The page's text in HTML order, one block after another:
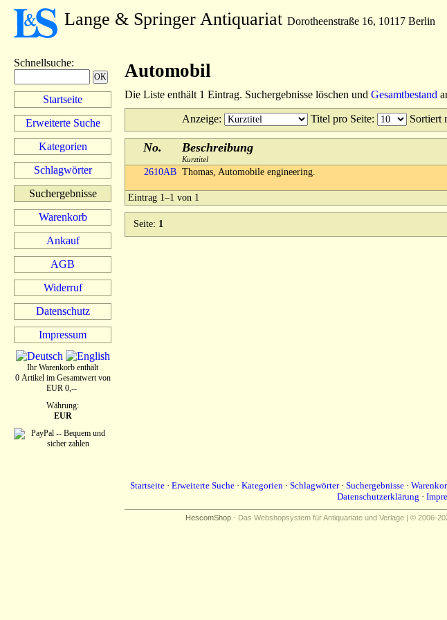
Lange & Springer Antiquariat Dorotheenstraße 16, 10117 Berlin
Schnellsuche:
Startseite
Erweiterte Suche
Kategorien
Schlagwörter
Suchergebnisse
Warenkorb
Ankauf
AGB
Widerruf
Datenschutz
Impressum
Ihr Warenkorb enthält
0 Artikel im Gesamtwert von
EUR 0,--
Währung:
EUR
Automobil
Die Liste enthält 1 Eintrag. Suchergebnisse löschen und Gesamtbestand
Anzeige: Titel pro Seite: Sortiert
No. Beschreibung
Kurztitel
2610AB Thomas, Automobile engineering.
Eintrag 1–1 von 1
Seite: 1
Startseite · Erweiterte Suche · Kategorien · Schlagwörter· Suchergebnisse ·
Datenschutzerklärung ·
HescomShop - Das Webshopsystem für Antiquariate und Verlage | © 2006-